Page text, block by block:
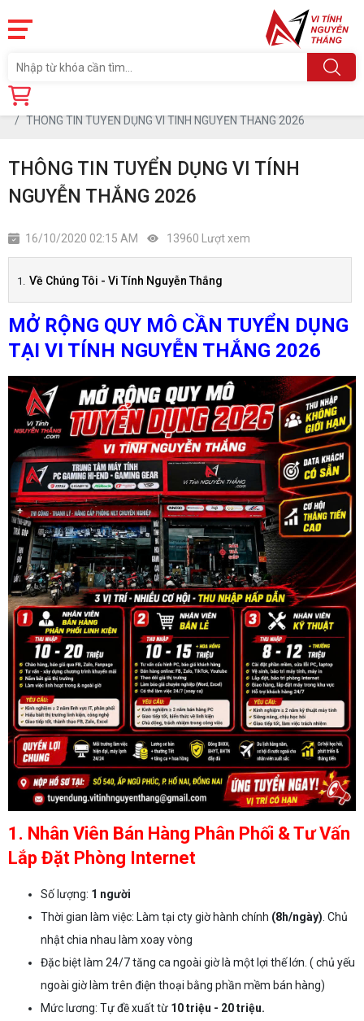
Trang chủ
THÔNG TIN TUYỂN DỤNG VI TÍNH NGUYỄN THẮNG 2026
THÔNG TIN TUYỂN DỤNG VI TÍNH
NGUYỄN THẮNG 2026
16/10/2020 02:15 AM 13960 Lượt xem
Về Chúng Tôi - Vi Tính Nguyễn Thắng
MỞ RỘNG QUY MÔ CẦN TUYỂN DỤNG
TẠI VI TÍNH NGUYỄN THẮNG 2026
1. Nhân Viên Bán Hàng Phân Phối & Tư Vấn
Lắp Đặt Phòng Internet
Số lượng: 1 người
Thời gian làm việc: Làm tại cty giờ hành chính (8h/ngày) . Chủ
nhật chia nhau làm xoay vòng
Đặc biệt làm 24/7 tăng ca ngoài giờ là một lợi thế lớn. ( chủ yếu
ngoài giờ làm trên điện thoại bằng phần mềm bán hàng)
Mức lương: Tự đề xuất từ 10 triệu - 20 triệu.